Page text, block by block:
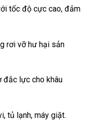
tốc độ cực cao, đảm
rơi vỡ hư hại sản
đắc lực cho khâu
tủ lạnh, máy giặt.